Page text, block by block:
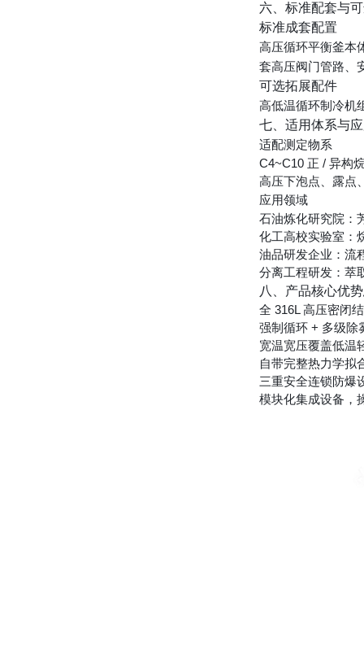
六、标准配套与
标准成套配置
高压循环平衡釜本
套高压阀门管路、
可选拓展配件
高低温循环制冷机
七、适用体系与
适配测定物系
C4~C10 正 / 异构
高压下泡点、露点
应用领域
石油炼化研究院：
化工高校实验室：
油品研发企业：流
分离工程研发：萃
八、产品核心优
全 316L 高压密闭
强制循环 + 多级除
宽温宽压覆盖低温
自带完整热力学拟
三重安全连锁防爆
模块化集成设备，